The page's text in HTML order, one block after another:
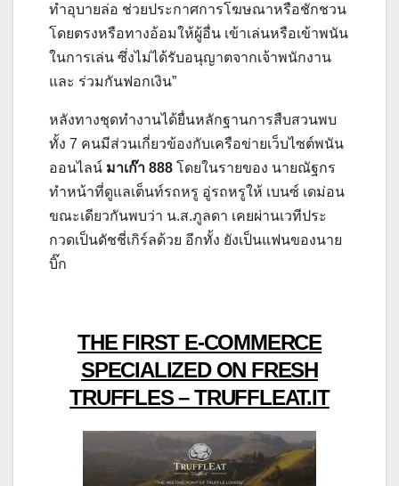
ทำอุบายล่อ ช่วยประกาศการโฆษณาหรือชักชวน
โดยตรงหรือทางอ้อมให้ผู้อื่น เข้าเล่นหรือเข้าพนัน
ในการเล่น ซึ่งไม่ได้รับอนุญาตจากเจ้าพนักงาน
และ ร่วมกันฟอกเงิน”
หลังทางชุดทำงานได้ยื่นหลักฐานการสืบสวนพบ
ทั้ง 7 คนมีส่วนเกี่ยวข้องกับเครือข่ายเว็บไซต์พนัน
ออนไลน์ มาเก๊า 888 โดยในรายของ นายณัฐกร
ทำหน้าที่ดูแลเต็นท์รถหรู อู่รถหรูให้ เบนซ์ เดม่อน
ขณะเดียวกันพบว่า น.ส.ภูลดา เคยผ่านเวทีประ
กวดเป็นดัชชี่เกิร์ลด้วย อีกทั้ง ยังเป็นแฟนของนาย
บิ๊ก
THE FIRST E-COMMERCE
SPECIALIZED ON FRESH
TRUFFLES – TRUFFLEAT.IT